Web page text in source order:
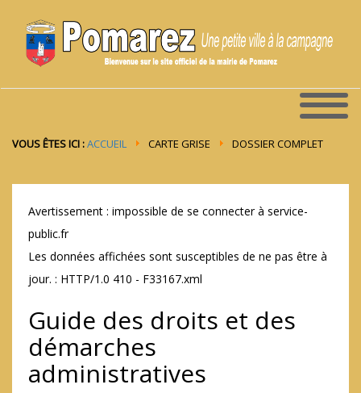
VOUS ÊTES ICI :ACCUEIL CARTE GRISE DOSSIER COMPLET
Avertissement : impossible de se connecter à service-
public.fr
Les données affichées sont susceptibles de ne pas être à
jour. : HTTP/1.0 410 - F33167.xml
Guide des droits et des
démarches
administratives